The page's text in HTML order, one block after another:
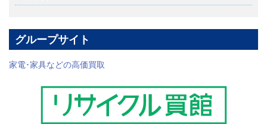
グループサイト
家電･家具などの高価買取